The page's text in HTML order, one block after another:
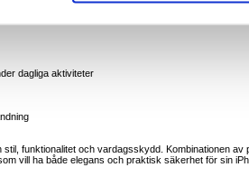
dagliga aktiviteter
funktionalitet och vardagsskydd. Kombinationen av
vill ha både elegans och praktisk säkerhet för sin